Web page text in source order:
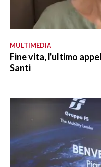
MULTIMEDIA
Fine vita, l'ultimo
Santi